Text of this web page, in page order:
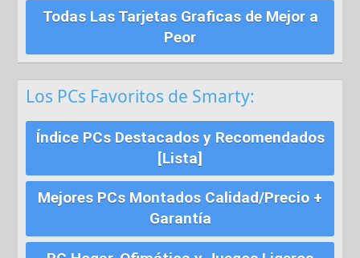
Todas Las Tarjetas Graficas de Mejor a
Peor
Los PCs Favoritos de Smarty:
Índice PCs Destacados y Recomendados
[Lista]
Mejores PCs Montados Calidad/Precio +
Garantía